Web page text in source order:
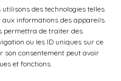
des technologies telles
informations des appareils.
permettra de traiter des
ou les ID uniques sur ce
son consentement peut avoir
et fonctions.
à demander